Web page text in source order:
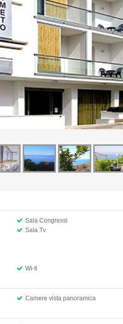
Sala Congressi
Sala Tv
Wi-fi
Camere vista panoramica